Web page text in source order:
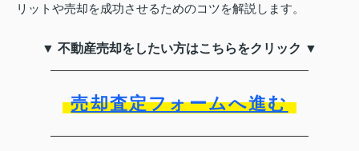
リットや売却を成功させるためのコツを解説します。
▼ 不動産売却をしたい方はこちらをクリック ▼
売却査定フォームへ進む